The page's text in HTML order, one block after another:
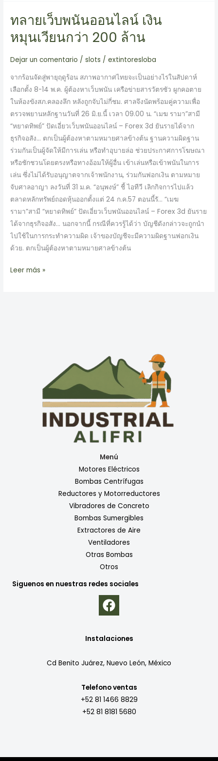
ทลายเว็บพนันออนไลน์ เงิน
หมุนเวียนกว่า 200 ล้าน
Dejar un comentario /slots /extintoresloba
จากร้อนจัดสู่พายุฤดูร้อน สภาพอากาศไทยจะเป็นอย่างไรในสัปดาห์
เลือกตั้ง 8-14 พ.ค. ผู้ต้องหาเว็บพนัน เครือข่ายสารวัตรซัว ผูกคอตาย
ในห้องขังสภ.คลองลึก หลังถูกจับไม่กี่ชม. ศาลจึงนัดพร้อมคู่ความเพื่อ
ตรวจพยานหลักฐานวันที่ 26 มิ.ย.นี้ เวลา 09.00 น. “เมฆ รามา”สามี
“หยาดทิพย์” ปัดเอี่ยวเว็บพนันออนไลน์ – Forex 3d ยันรายได้จาก
ธุรกิจอสัง… ตกเป็นผู้ต้องหาตามหมายศาลข้างต้น ฐานความผิดฐาน
ร่วมกันเป็นผู้จัดให้มีการเล่น หรือทำอุบายล่อ ช่วยประกาศการโฆษณา
หรือชักชวนโดยตรงหรือทางอ้อมให้ผู้อื่น เข้าเล่นหรือเข้าพนันในการ
เล่น ซึ่งไม่ได้รับอนุญาตจากเจ้าพนักงาน, ร่วมกันฟอกเงิน ตามหมาย
จับศาลอาญา ลงวันที่ 31 ม.ค. “อนุพงษ์” ชี้ ไอทีวี เลิกกิจการไปแล้ว
ตลาดหลักทรัพย์ถอดหุ้นออกตั้งแต่ 24 ก.ค.57 ตอนนี้รั… “เมฆ
รามา”สามี “หยาดทิพย์” ปัดเอี่ยวเว็บพนันออนไลน์ – Forex 3d ยันราย
ได้จากธุรกิจอสัง… นอกจากนี้ กรณีที่ควรรู้ได้ว่า บัญชีดังกล่าวจะถูกนำ
ไปใช้ในการกระทำความผิด เจ้าของบัญชีจะมีความผิดฐานฟอกเงิน
ด้วย. ตกเป็นผู้ต้องหาตามหมายศาลข้างต้น
ทลาย
พนัน
เงิน
หมุนเวียน
กว่า
200
ล้าน
Leer más »
Menú
Motores Eléctricos
Bombas Centrífugas
Reductores y Motorreductores
Vibradores de Concreto
Bombas Sumergibles
Extractores de Aire
Ventiladores
Otras Bombas
Otros
Siguenos en nuestras redes sociales
Instalaciones
Cd Benito Juárez, Nuevo León, México
Telefono ventas
+52 81 1466 8829
+52 81 8181 5680